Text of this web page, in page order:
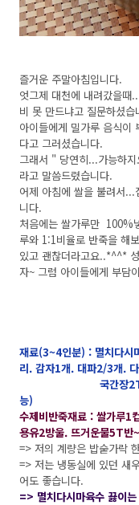
즐거운 주말아침입니다.
엇그제 대천에 내려갔을때
비 못 만드냐고 질문하셨습
아이들에게 밀가루 음식이
다고 그러셨습니다.
그래서 " 당연히...가능하
라고 말씀드렸습니다.
어제 아침에 쌀을 불려서
니다.
처음에는 쌀가루만 100%
루와 1:1비율로 반죽을 해
있고 괜찮더라고요..*^^*
자~ 그럼 아이들에게 부담
재료(3~4인분) : 멸치다
리. 감자1개. 대파2/3개.
국간장2T. 소금1/
능)
수제비반죽재료 : 쌀가루1
용유2방울. 뜨거운물5T반
=> 저의 계량은 밥숟가락
=> 저는 냉동실에 있던 새
어도 좋습니다.
=> 멸치다시마육수 끓이는